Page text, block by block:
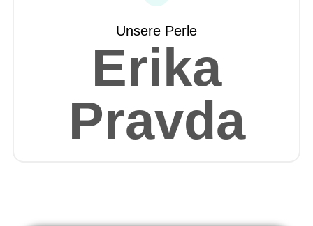
Unsere Perle
Erika
Pravda